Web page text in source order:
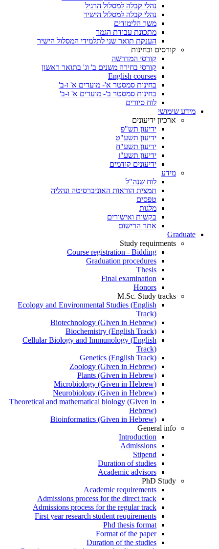
נהלי קבלה למסלול הרגיל
נהלי קבלה למסלול הישיר
משך הלימודים
מתכונת עבודת הגמר
הענקת תואר שני לתלמידי המסלול הישיר
קורסים ובחינות
קורסי המדרשה
קורסי בחירה משנים ב' וג' בתואר ראשון
English courses
בחינות סמסטר א'- מועדים א' ו-ב'
בחינות סמסטר ב'- מועדים א' ו-ב'
לוח סיורים
מידע שימושי
ארכיון ידיעונים
ידיעון תש"פ
ידיעון תשע"ט
ידיעון תשע"ח
ידיעון תשע"ז
ידיעונים קודמים
מידע
לוח שנה"ל
תמצית הוראות האוניברסיטה ונהליה
טפסים
מלגות
בקשות ואישורים
אתר הרישום
Graduate
Study requirments
Course registration - Bidding
Graduation procedures
Thesis
Final examination
Honors
M.Sc. Study tracks
Ecology and Environmental Studies (English
Track)
Biotechnology (Given in Hebrew)
Biochemistry (English Track)
Cellular Biology and Immunology (English
Track)
Genetics (English Track)
Zoology (Given in Hebrew)
Plants (Given in Hebrew)
Microbiology (Given in Hebrew)
Neurobiology (Given in Hebrew)
Theoretical and mathematical biology (Given in
Hebrew)
Bioinformatics (Given in Hebrew)
General info
Introduction
Admissions
Stipend
Duration of studies
Academic advisors
PhD Study
Academic requirements
Admissions process for the direct track
Admissions process for the regular track
First year research student requirements
Phd thesis format
Format of the paper
Duration of the studies